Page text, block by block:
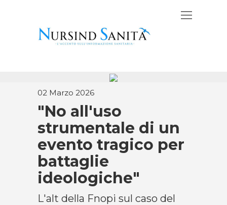
02 Marzo 2026
"No all'uso
strumentale di un
evento tragico per
battaglie
ideologiche"
L'alt della Fnopi sul caso del